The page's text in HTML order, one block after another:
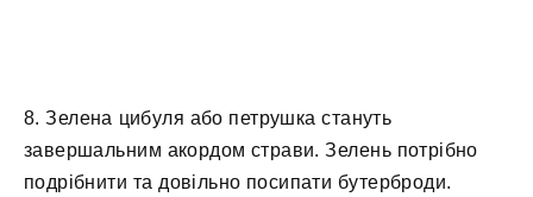
8. Зелена цибуля або петрушка стануть
завершальним акордом страви. Зелень потрібно
подрібнити та довільно посипати бутерброди.